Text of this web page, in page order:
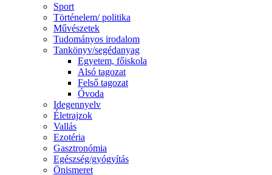
Sport
Történelem/ politika
Művészetek
Tudományos irodalom
Tankönyv/segédanyag
Egyetem, főiskola
Alsó tagozat
Felső tagozat
Óvoda
Idegennyelv
Életrajzok
Vallás
Ezotéria
Gasztronómia
Egészség/gyógyítás
Önismeret